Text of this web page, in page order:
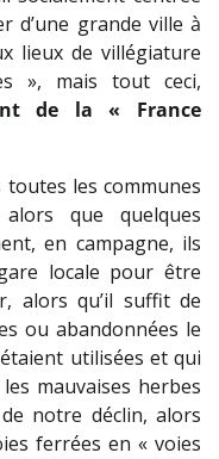
d’une grande ville à
lieux de villégiature
», mais tout ceci,
de la « France
toutes les communes
que quelques
en campagne, ils
locale pour être
alors qu’il suffit de
ou abandonnées le
utilisées et qui
mauvaises herbes
notre déclin, alors
ferrées en « voies